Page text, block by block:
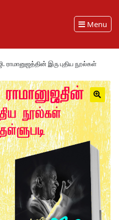
Menu
ராமானுஜத்தின் இரு புதிய நூல்கள்